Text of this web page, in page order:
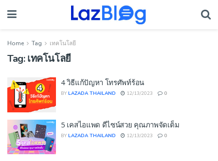
Home Tag เทคโนโลยี
Tag:เทคโนโลยี
4 วิธีแก้ปัญหา โทรศัพท์ร้อน
BY LAZADA THAILAND 12/13/2023 0
5 เคสไอแพด ดีไซน์สวย คุณภาพจัดเต็ม
BY LAZADA THAILAND 12/13/2023 0